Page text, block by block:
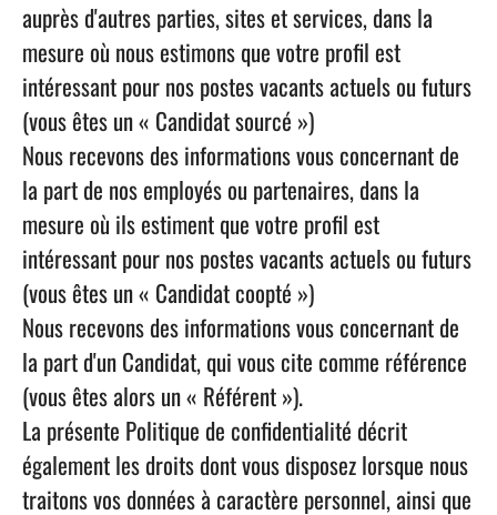
auprès d'autres parties, sites et services, dans la
mesure où nous estimons que votre profil est
intéressant pour nos postes vacants actuels ou futurs
(vous êtes un « Candidat sourcé »)
Nous recevons des informations vous concernant de
la part de nos employés ou partenaires, dans la
mesure où ils estiment que votre profil est
intéressant pour nos postes vacants actuels ou futurs
(vous êtes un « Candidat coopté »)
Nous recevons des informations vous concernant de
la part d'un Candidat, qui vous cite comme référence
(vous êtes alors un « Référent »).
La présente Politique de confidentialité décrit
également les droits dont vous disposez lorsque nous
traitons vos données à caractère personnel, ainsi que